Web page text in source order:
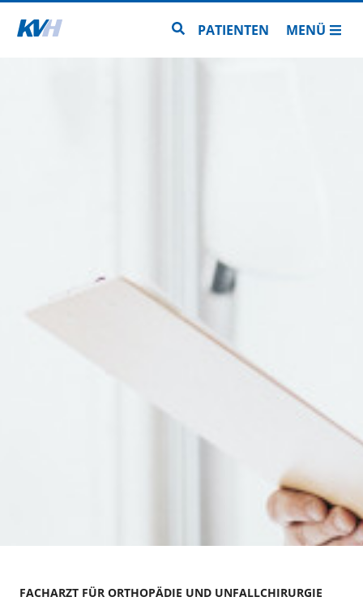
Zur Startseite Zur Seitensuche
PATIENTEN MENÜ
FACHARZT FÜR ORTHOPÄDIE UND UNFALLCHIRURGIE